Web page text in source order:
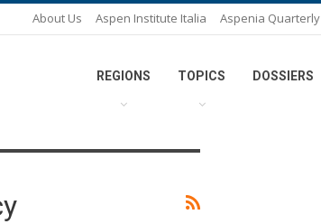
About Us Aspen Institute Italia Aspenia Quarterly
REGIONS TOPICS DOSSIERS